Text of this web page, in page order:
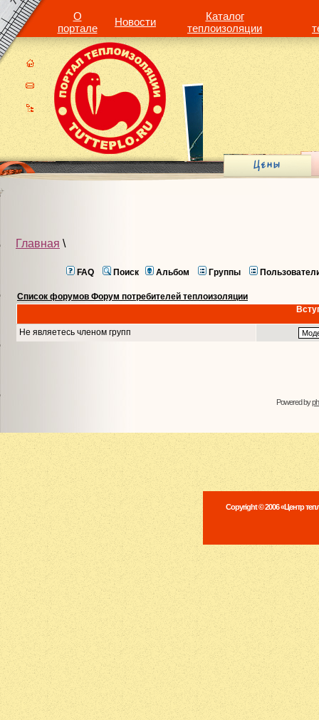
О
портале
Новости
Каталог
теплоизоляции
Главная \
FAQ Поиск Альбом Группы
Список форумов Форум потребителей теплоизоляции
Не являетесь членом групп
Powered by
Copyright © 2006 «Центр